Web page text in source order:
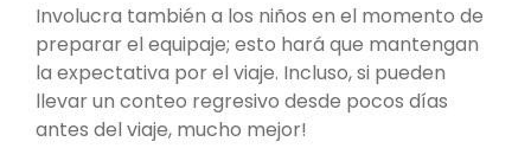
Involucra también a los niños en el momento de
preparar el equipaje; esto hará que mantengan
la expectativa por el viaje. Incluso, si pueden
llevar un conteo regresivo desde pocos días
antes del viaje, mucho mejor!